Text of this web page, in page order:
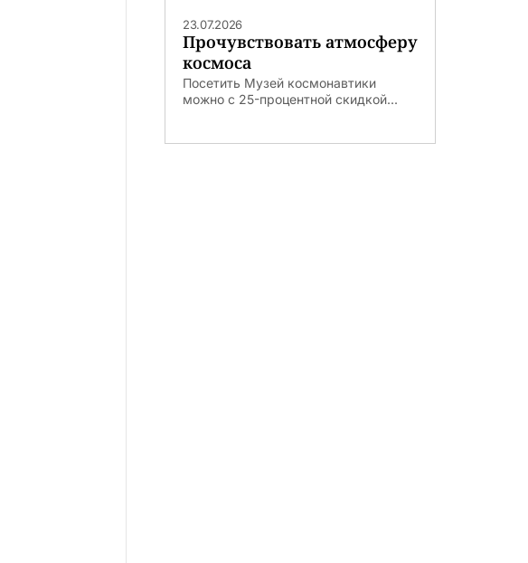
23.07.2026
Прочувствовать атмосферу
космоса
Посетить Музей космонавтики
можно с 25-процентной скидкой...